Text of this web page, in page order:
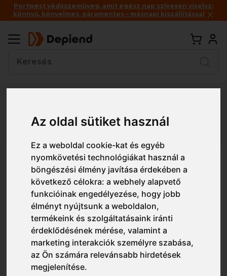
Az oldal sütiket használ
Ez a weboldal cookie-kat és egyéb
nyomkövetési technológiákat használ a
böngészési élmény javítása érdekében a
következő célokra:a webhely alapvető
funkcióinak engedélyezése, hogy jobb
élményt nyújtsunk a weboldalon,
termékeink és szolgáltatásaink iránti
érdeklődésének mérése, valamint a
marketing interakciók személyre szabása,
az Ön számára relevánsabb hirdetések
megjelenítése.
Portwest védőszemüveg, amit egész nap szívesen viselsz:
könnyű, kényelmes, páramentes – másnapi kiszállítással
Részletes nézet Egyszerű nézet
P970 Portwest ABEK1P3
kombinált szűrő, speciális
menetes csatlakozás (4 db)